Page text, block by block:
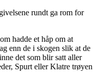
rundt ga rom for
hadde et håp om at
enn de i skogen slik at de
det som blir satt aller
Spurt eller Klatre trøyen